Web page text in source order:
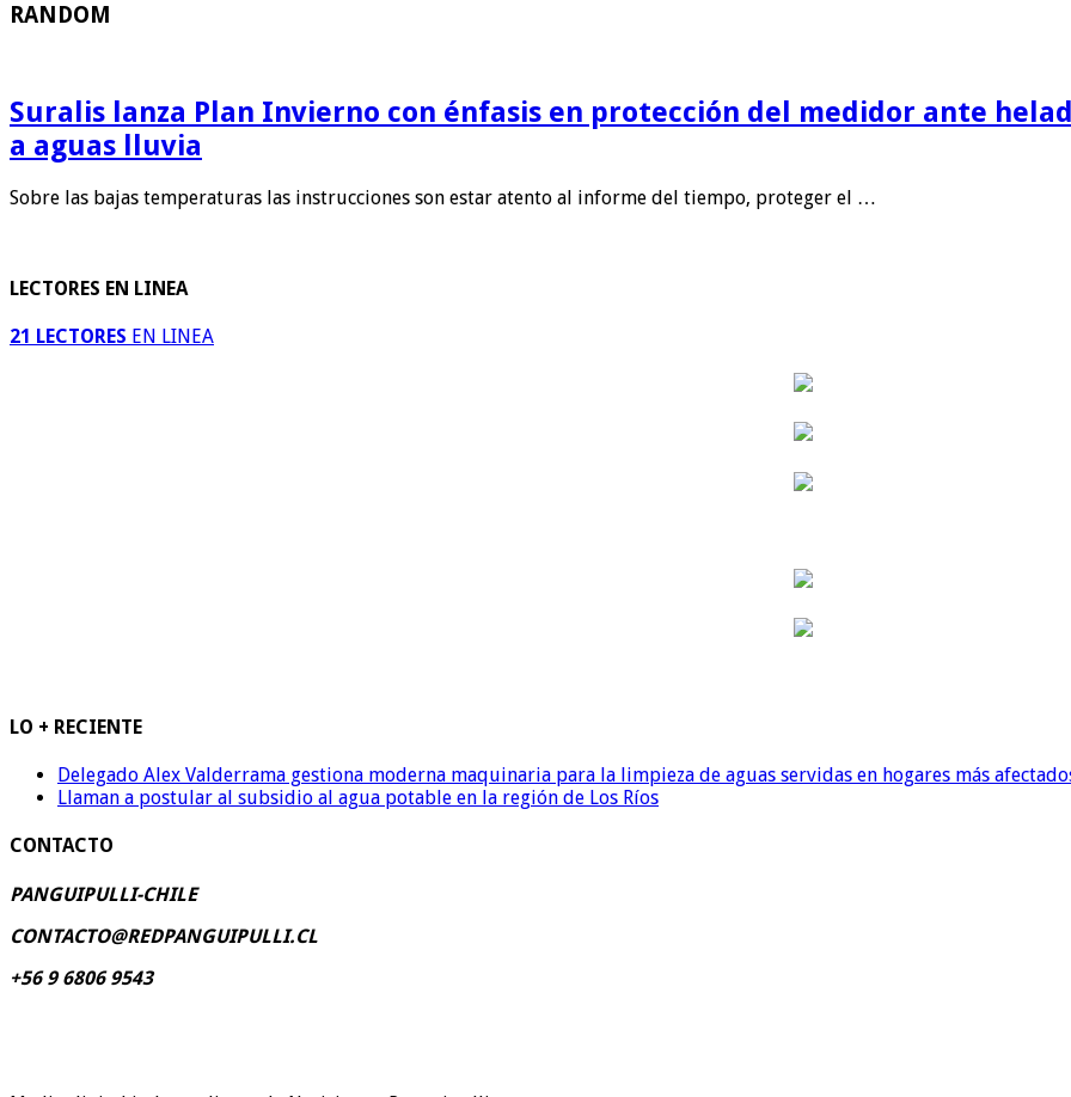
RANDOM
Suralis lanza Plan Invierno con énfasis en protección del medidor ante
a aguas lluvia
Sobre las bajas temperaturas las instrucciones son estar atento al informe del tiempo, proteger el …
LECTORES EN LINEA
21 LECTORES EN LINEA
LO + RECIENTE
Delegado Alex Valderrama gestiona moderna maquinaria para la limpieza de aguas servidas en hogares más
Llaman a postular al subsidio al agua potable en la región de Los Ríos
CONTACTO
PANGUIPULLI-CHILE
CONTACTO@REDPANGUIPULLI.CL
+56 9 6806 9543